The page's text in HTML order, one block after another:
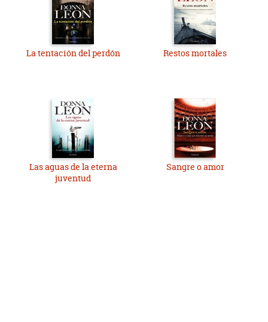
La tentación del perdón Restos mortales
Las aguas de la eterna
juventud
Sangre o amor